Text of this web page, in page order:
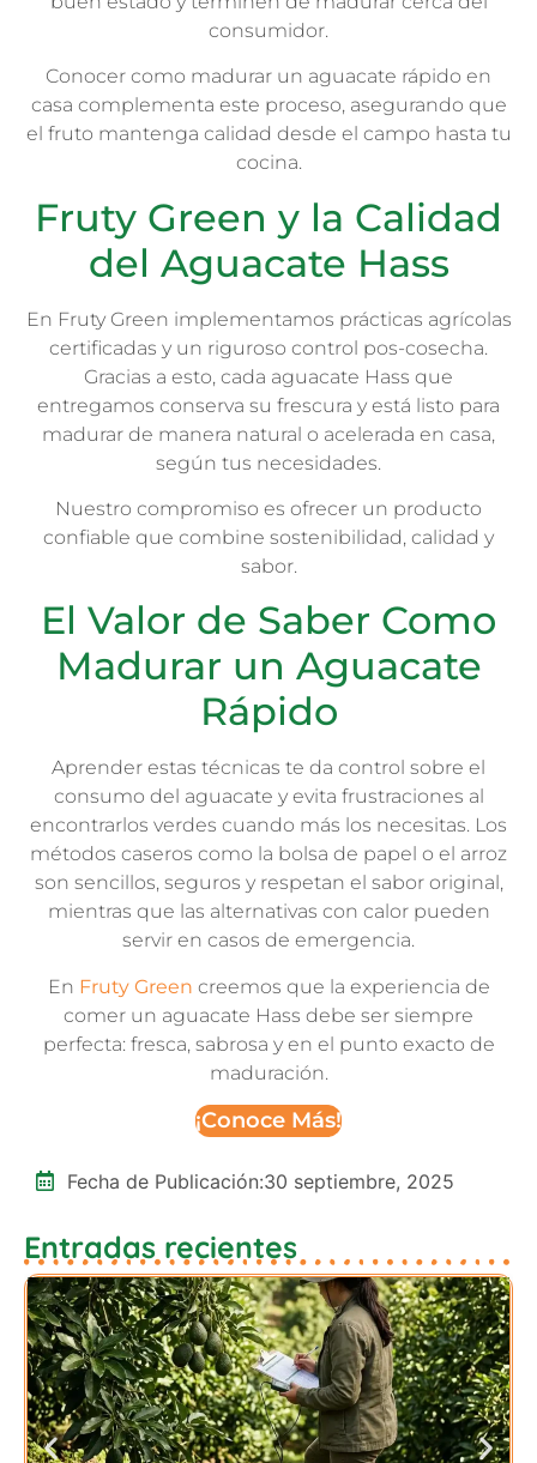
consumidor.
Conocer como madurar un aguacate rápido en
casa complementa este proceso, asegurando que
el fruto mantenga calidad desde el campo hasta tu
cocina.
Fruty Green y la Calidad
del Aguacate Hass
En Fruty Green implementamos prácticas agrícolas
certificadas y un riguroso control pos-cosecha.
Gracias a esto, cada aguacate Hass que
entregamos conserva su frescura y está listo para
madurar de manera natural o acelerada en casa,
según tus necesidades.
Nuestro compromiso es ofrecer un producto
confiable que combine sostenibilidad, calidad y
sabor.
El Valor de Saber Como
Madurar un Aguacate
Rápido
Aprender estas técnicas te da control sobre el
consumo del aguacate y evita frustraciones al
encontrarlos verdes cuando más los necesitas. Los
métodos caseros como la bolsa de papel o el arroz
son sencillos, seguros y respetan el sabor original,
mientras que las alternativas con calor pueden
servir en casos de emergencia.
En Fruty Green creemos que la experiencia de
comer un aguacate Hass debe ser siempre
perfecta: fresca, sabrosa y en el punto exacto de
maduración.
¡Conoce Más!
Fecha de Publicación:30 septiembre, 2025
Entradas recientes